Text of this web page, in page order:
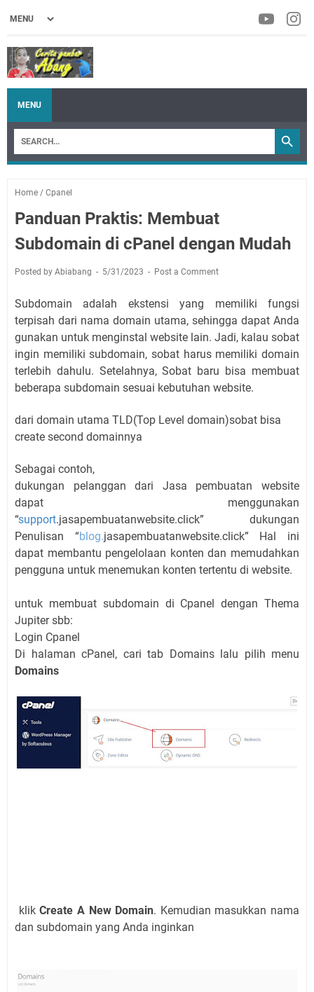
MENU
Home / Cpanel
Panduan Praktis: Membuat
Subdomain di cPanel dengan Mudah
Posted by Abiabang 5/31/2023 Post a Comment
Subdomain adalah ekstensi yang memiliki fungsi
terpisah dari nama domain utama, sehingga dapat Anda
gunakan untuk menginstal website lain. Jadi, kalau sobat
ingin memiliki subdomain, sobat harus memiliki domain
terlebih dahulu. Setelahnya, Sobat baru bisa membuat
beberapa subdomain sesuai kebutuhan website.
dari domain utama TLD(Top Level domain)sobat bisa
create second domainnya
Sebagai contoh,
dukungan pelanggan dari Jasa pembuatan website
dapat menggunakan
“support.jasapembuatanwebsite.click” dukungan
Penulisan “blog.jasapembuatanwebsite.click” Hal ini
dapat membantu pengelolaan konten dan memudahkan
pengguna untuk menemukan konten tertentu di website.
untuk membuat subdomain di Cpanel dengan Thema
Jupiter sbb:
Login Cpanel
Di halaman cPanel, cari tab Domains lalu pilih menu
Domains
klikCreate A New Domain. Kemudian masukkan nama
dan subdomain yang Anda inginkan